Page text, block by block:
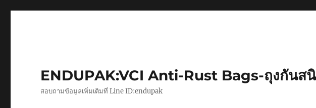
ENDUPAK:VCI Anti-Rust Bags-ถุงกันส
สอบถามข้อมูลเพิ่มเติมที่ Line ID:endupak